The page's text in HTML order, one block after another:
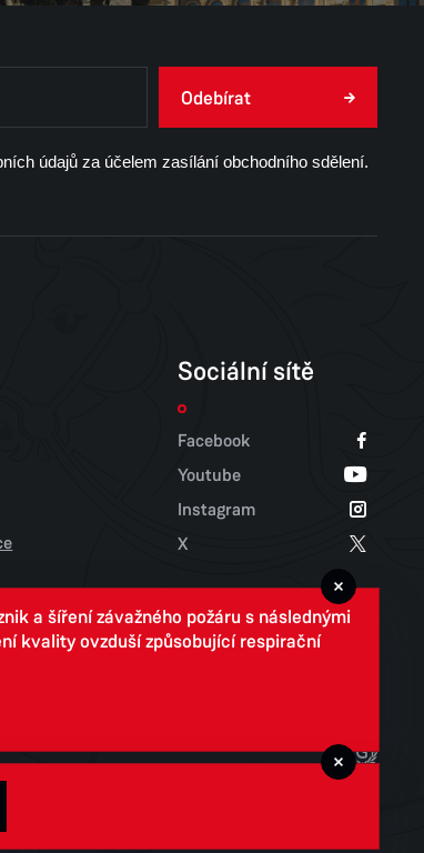
Odebírat
údajů za účelem zasílání obchodního sdělení.
Sociální sítě
Facebook
Youtube
Instagram
X
a šíření závažného požáru s následnými
kvality ovzduší způsobující respirační